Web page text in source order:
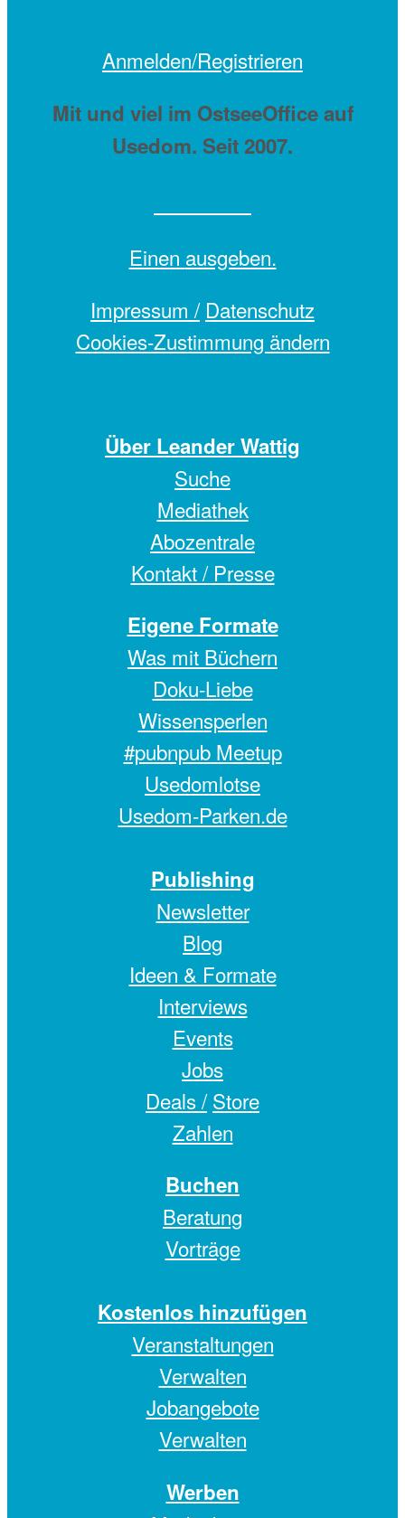
Anmelden/Registrieren
Mit und viel im OstseeOffice auf
Usedom. Seit 2007.
Einen ausgeben.
Impressum / Datenschutz
Cookies-Zustimmung ändern
Über Leander Wattig
Suche
Mediathek
Abozentrale
Kontakt / Presse
Eigene Formate
Was mit Büchern
Doku-Liebe
Wissensperlen
#pubnpub Meetup
Usedomlotse
Usedom-Parken.de
Publishing
Newsletter
Blog
Ideen & Formate
Interviews
Events
Jobs
Deals / Store
Zahlen
Buchen
Beratung
Vorträge
Kostenlos hinzufügen
Veranstaltungen
Verwalten
Jobangebote
Verwalten
Werben